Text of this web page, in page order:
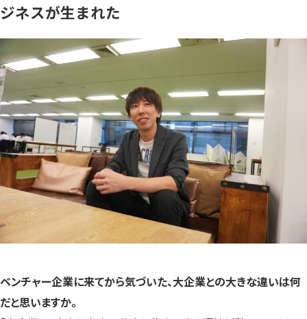
ジネスが生まれた
ベンチャー企業に来てから気づいた、大企業との大きな違いは何
だと思いますか。